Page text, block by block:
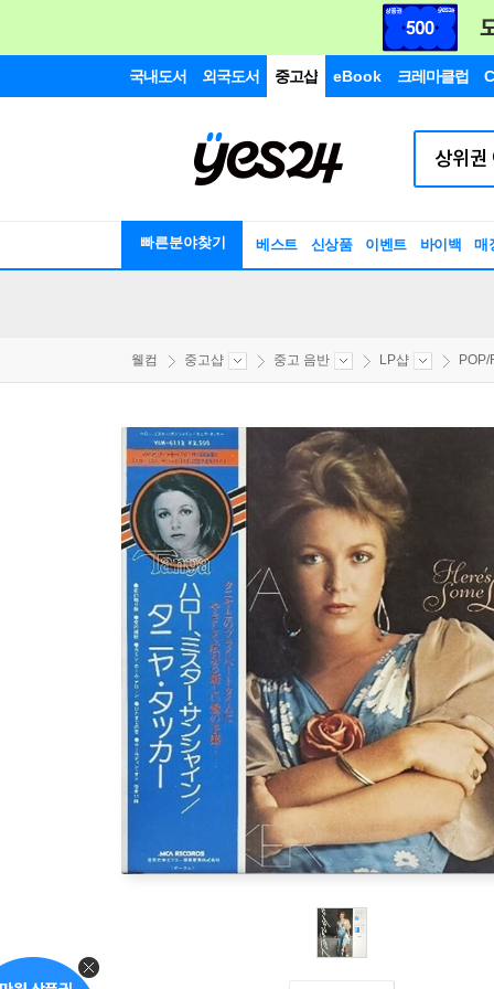
국내도서 외국도서 중고샵 eBook 크레마클럽
빠른분야찾기 베스트 신상품 이벤트 바이백 매
웰컴 중고샵 중고 음반 LP샵